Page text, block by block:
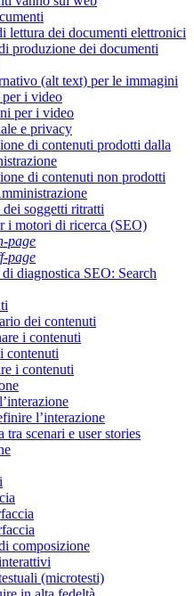
lettura dei documenti elettronici
produzione dei documenti
(alt text) per le immagini
i video
per i video
e privacy
di contenuti prodotti dalla
di contenuti non prodotti
soggetti ritratti
i motori di ricerca (SEO)
page
page
diagnostica SEO: Search
dei contenuti
i contenuti
contenuti
i contenuti
l’interazione
tra scenari e user stories
composizione
(microtesti)